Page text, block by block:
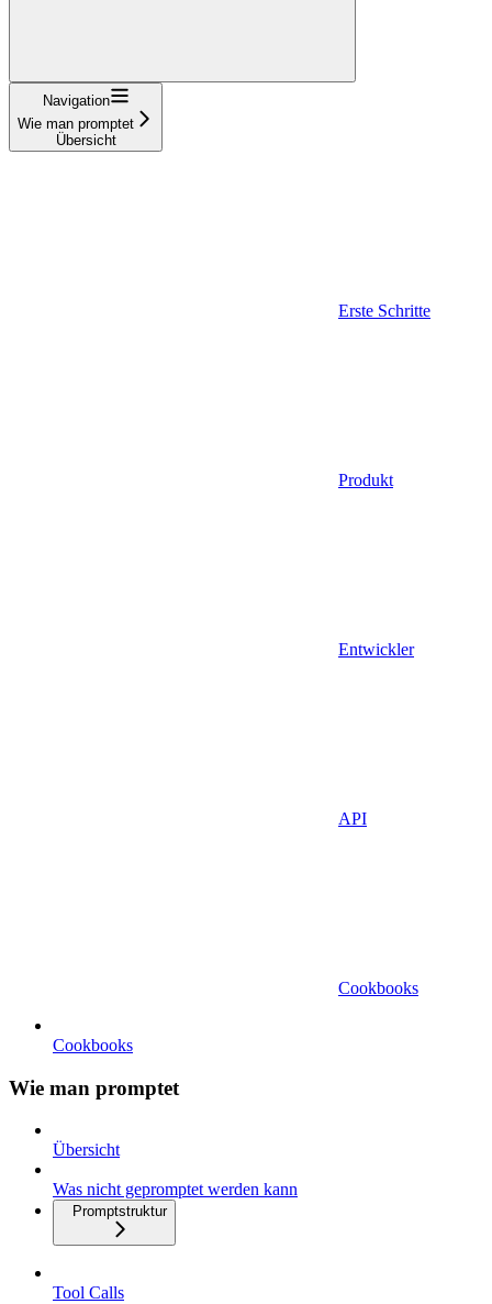
Navigation
Wie man promptet
Übersicht
Erste Schritte
Produkt
Entwickler
API
Cookbooks
Cookbooks
Wie man promptet
Übersicht
Was nicht gepromptet werden kann
Promptstruktur
Tool Calls